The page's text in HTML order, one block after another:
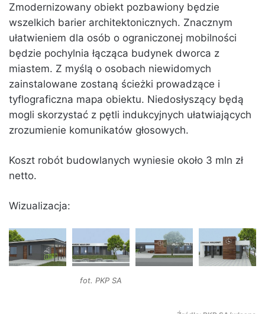
Zmodernizowany obiekt pozbawiony będzie
wszelkich barier architektonicznych. Znacznym
ułatwieniem dla osób o ograniczonej mobilności
będzie pochylnia łącząca budynek dworca z
miastem. Z myślą o osobach niewidomych
zainstalowane zostaną ścieżki prowadzące i
tyflograficzna mapa obiektu. Niedosłyszący będą
mogli skorzystać z pętli indukcyjnych ułatwiających
zrozumienie komunikatów głosowych.
Koszt robót budowlanych wyniesie około 3 mln zł
netto.
Wizualizacja:
fot. PKP SA